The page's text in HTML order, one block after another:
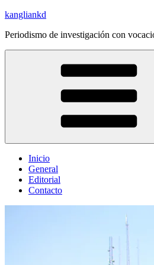
Saltar
contenido
kangliankd
Periodismo de investigación con
Inicio
General
Editorial
Contacto